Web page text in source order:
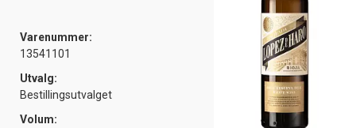
Varenummer:
13541101
Utvalg:
Bestillingsutvalget
Volum: